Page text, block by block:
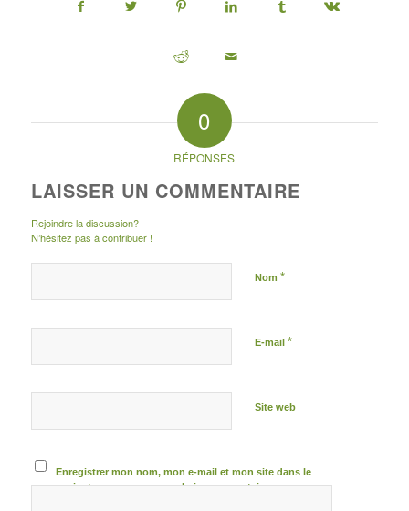
0
RÉPONSES
LAISSER UN COMMENTAIRE
Rejoindre la discussion?
N’hésitez pas à contribuer !
Nom *
E-mail *
Site web
Enregistrer mon nom, mon e-mail et mon site dans le
navigateur pour mon prochain commentaire.